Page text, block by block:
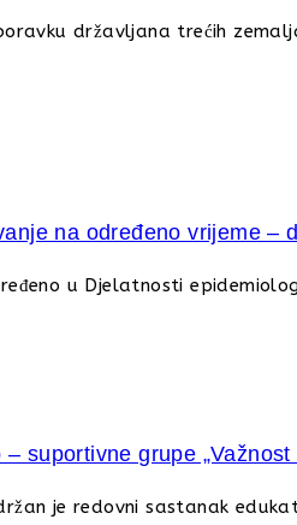
državljana trećih
na određeno vrijeme –
u Djelatnosti
suportivne grupe
je redovni sastanak